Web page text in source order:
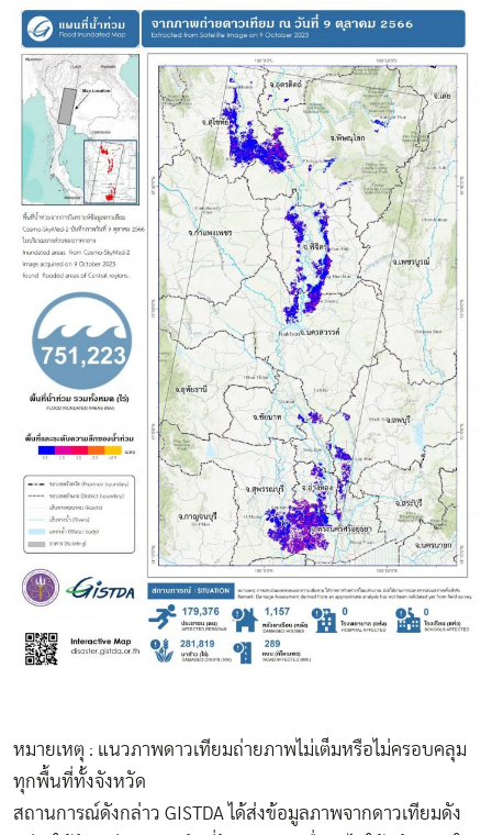
หมายเหตุ : แนวภาพดาวเทียมถ่ายภาพไม่เต็มหรือไม่ครอบคลุม
ทุกพื้นที่ทั้งจังหวัด
สถานการณ์ดังกล่าว GISTDA ได้ส่งข้อมูลภาพจากดาวเทียมดัง